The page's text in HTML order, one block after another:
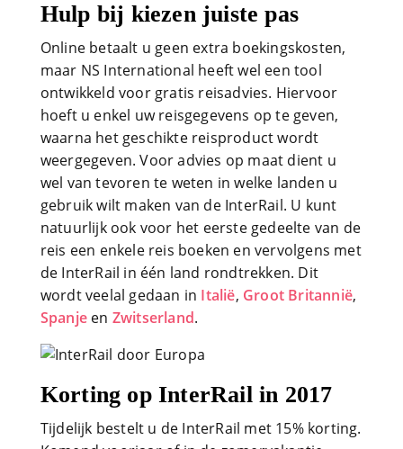
Hulp bij kiezen juiste pas
Online betaalt u geen extra boekingskosten,
maar NS International heeft wel een tool
ontwikkeld voor gratis reisadvies. Hiervoor
hoeft u enkel uw reisgegevens op te geven,
waarna het geschikte reisproduct wordt
weergegeven. Voor advies op maat dient u
wel van tevoren te weten in welke landen u
gebruik wilt maken van de InterRail. U kunt
natuurlijk ook voor het eerste gedeelte van de
reis een enkele reis boeken en vervolgens met
de InterRail in één land rondtrekken. Dit
wordt veelal gedaan in Italië, Groot Britannië,
Spanje en Zwitserland.
Korting op InterRail in 2017
Tijdelijk bestelt u de InterRail met 15% korting.